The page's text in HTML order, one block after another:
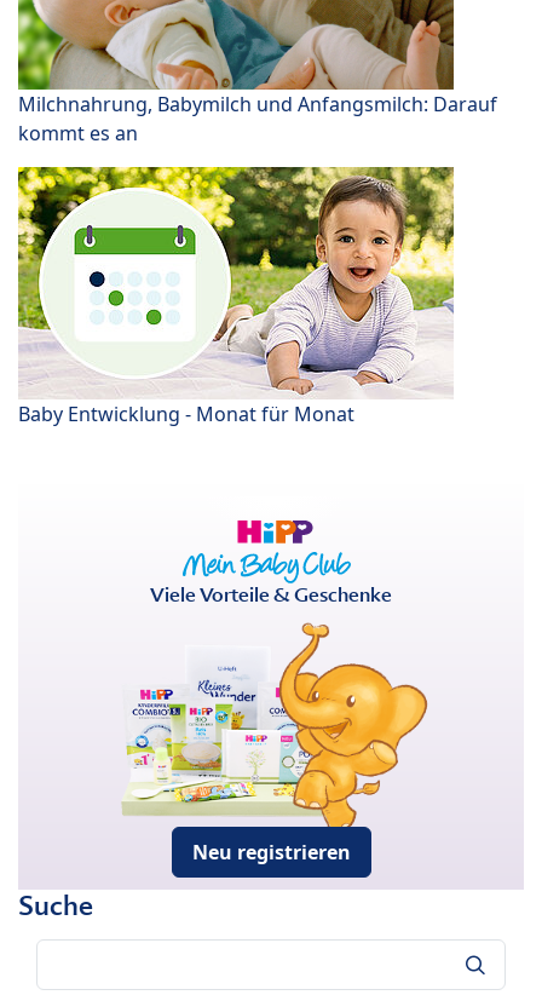
Milchnahrung, Babymilch und Anfangsmilch: Darauf
kommt es an
Baby Entwicklung - Monat für Monat
Viele Vorteile & Geschenke
Neu registrieren
Suche